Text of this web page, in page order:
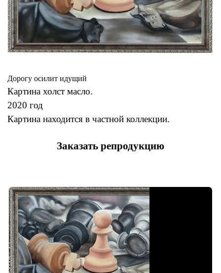
Дорогу осилит идущий
Картина холст масло.
2020 год
Картина находится в частной коллекции.
Заказать репродукцию